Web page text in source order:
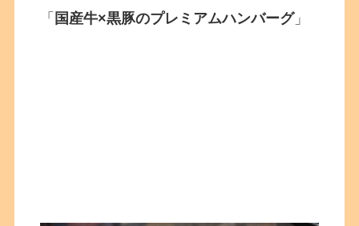
「 国産牛×黒豚のプレミアムハンバーグ」